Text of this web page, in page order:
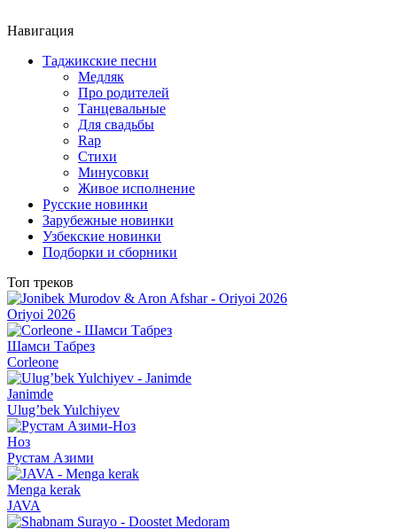
Навигация
Таджикские песни
Медляк
Про родителей
Танцевальные
Для свадьбы
Rap
Стихи
Минусовки
Живое исполнение
Русские новинки
Зарубежные новинки
Узбекские новинки
Подборки и сборники
Топ треков
Oriyoi 2026
Шамси Табрез
Corleone
Janimde
Ulug’bek Yulchiyev
Ноз
Рустам Азими
Menga kerak
JAVA